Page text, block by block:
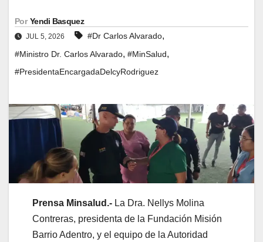
Por Yendi Basquez
JUL 5, 2026 #Dr Carlos Alvarado,
#Ministro Dr. Carlos Alvarado, #MinSalud,
#PresidentaEncargadaDelcyRodriguez
Prensa Minsalud.- La Dra. Nellys Molina
Contreras, presidenta de la Fundación Misión
Barrio Adentro, y el equipo de la Autoridad